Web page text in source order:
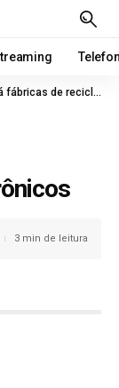
reciclagem de eletroeletrônicos
3 min de leitura